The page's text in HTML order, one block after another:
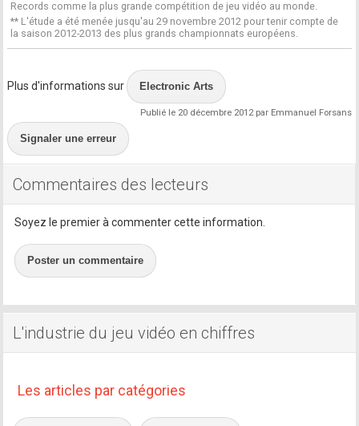
Records comme la plus grande compétition de jeu vidéo au monde.
** L'étude a été menée jusqu'au 29 novembre 2012 pour tenir compte de
la saison 2012-2013 des plus grands championnats européens.
Plus d'informations sur Electronic Arts
Publié le 20 décembre 2012 par Emmanuel Forsans
Signaler une erreur
Commentaires des lecteurs
Soyez le premier à commenter cette information.
Poster un commentaire
L'industrie du jeu vidéo en chiffres
Les articles par catégories